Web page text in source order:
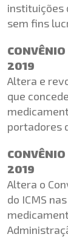
instituições
sem fins
CONVÊNIO
2019
Altera e
que
portadores
2019
Altera o
do ICMS